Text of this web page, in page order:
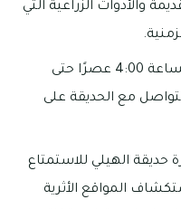
والأدوات الزراعية التي
تعمل حديقة الهيلي يوميًا من الساعة 4:00 عصرًا حتى
التواصل مع الحديقة على
حديقة الهيلي للاستمتاع
المواقع الأثرية